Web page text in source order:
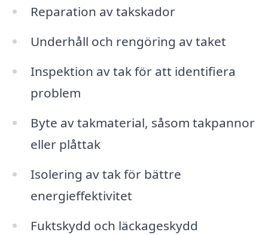
Reparation av takskador
Underhåll och rengöring av taket
Inspektion av tak för att identifiera
problem
Byte av takmaterial, såsom takpannor
eller plåttak
Isolering av tak för bättre
energieffektivitet
Fuktskydd och läckageskydd